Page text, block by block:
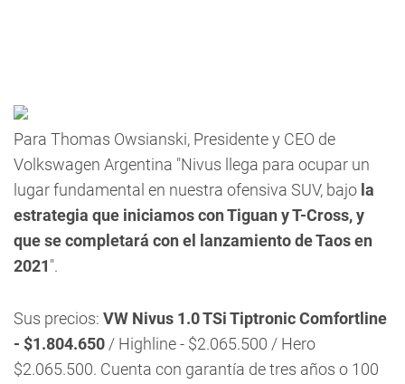
Para Thomas Owsianski, Presidente y CEO de
Volkswagen Argentina "Nivus llega para ocupar un
lugar fundamental en nuestra ofensiva SUV, bajo la
estrategia que iniciamos con Tiguan y T-Cross, y
que se completará con el lanzamiento de Taos en
2021".
Sus precios: VW Nivus 1.0 TSi Tiptronic Comfortline
- $1.804.650 / Highline - $2.065.500 / Hero
$2.065.500. Cuenta con garantía de tres años o 100